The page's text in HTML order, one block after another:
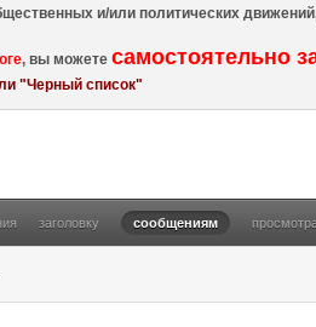
и/или политических
, вы можетесамостоятельно
"Черный список"
заголовку сообщениям